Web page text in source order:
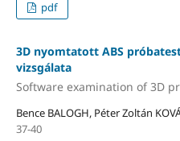
pdf
3D nyomtatott ABS
vizsgálata
Software examination of 3D
Bence BALOGH, Péter Zoltán
37-40